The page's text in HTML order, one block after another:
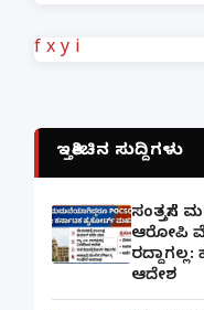
f x y i
ಇತ್ತೀಚಿನ ಸುದ್ದಿಗಳು
ಆರೋಪಿ
ಆದೇಶ